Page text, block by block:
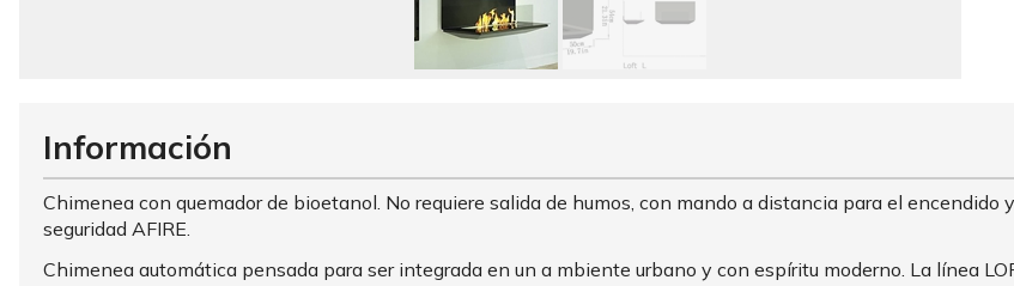
Información
Chimenea con quemador de bioetanol. No requiere salida de humos, con mando a distancia para el
seguridad AFIRE.
Chimenea automática pensada para ser integrada en un a mbiente urbano y con espíritu moderno. La línea